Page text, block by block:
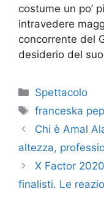
costume un po’
intravedere
concorrente del
desiderio del
Categorie
Spettacolo
Tag
franceska
Chi è Amal
altezza,
X Factor
finalisti. Le